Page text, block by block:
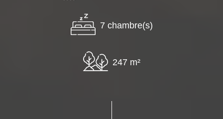
7 chambre(s)
247 m²